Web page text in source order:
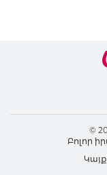
©
Բոլոր